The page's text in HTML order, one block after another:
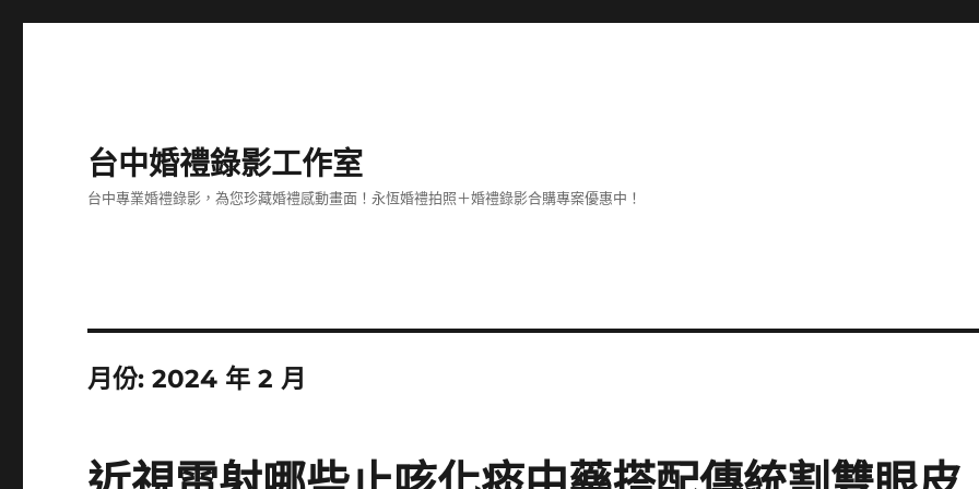
台中婚禮錄影工作室
台中專業婚禮錄影，為您珍藏婚禮感動畫面！永恆婚禮拍照＋婚禮錄影合購專案優惠中！
月份:2024 年 2 月